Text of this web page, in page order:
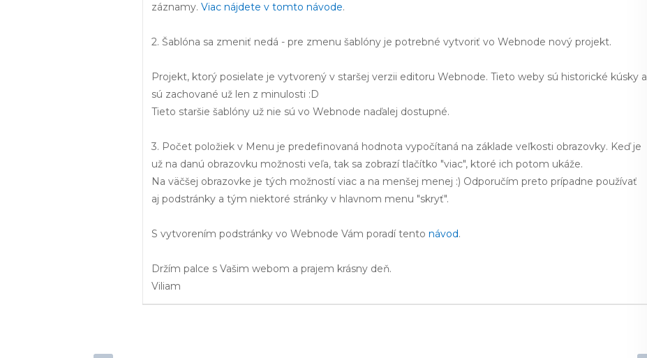
záznamy.Viac nájdete v tomto návode.
2. Šablóna sa zmeniť nedá - pre zmenu šablóny je potrebné vytvoriť vo Webnode nový projekt.
Projekt, ktorý posielate je vytvorený v staršej verzii editoru Webnode. Tieto weby sú historické kúsky a
sú zachované už len z minulosti :D
Tieto staršie šablóny už nie sú vo Webnode naďalej dostupné.
3. Počet položiek v Menu je predefinovaná hodnota vypočítaná na základe veľkosti obrazovky. Keď je
už na danú obrazovku možnosti veľa, tak sa zobrazí tlačítko "viac", ktoré ich potom ukáže.
Na väčšej obrazovke je tých možností viac a na menšej menej :) Odporučím preto prípadne používať
aj podstránky a tým niektoré stránky v hlavnom menu "skryť".
S vytvorením podstránky vo Webnode Vám poradí tentonávod.
Držím palce s Vašim webom a prajem krásny deň.
Viliam